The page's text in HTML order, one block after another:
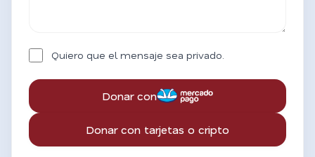
Quiero que el mensaje sea privado.
Donar con
Donar con tarjetas o cripto